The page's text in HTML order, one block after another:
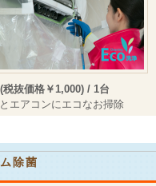
税抜価格￥1,000) / 1台
エアコンにエコなお掃除
除菌